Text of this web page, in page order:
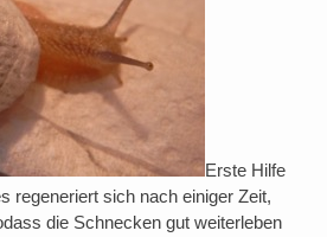
Erste Hilfe
regeneriert sich nach einiger Zeit,
die Schnecken gut weiterleben